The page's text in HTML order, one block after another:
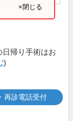
×閉じる
帰り手術はお
)
再診電話受付